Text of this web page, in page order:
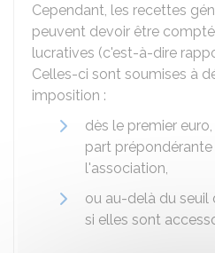
Cependant, les recettes
peuvent devoir être
lucratives (c'est-à-dire
Celles-ci sont soumises à
imposition :
dès le premier
part
l'association,
ou au-delà du seuil
si elles sont